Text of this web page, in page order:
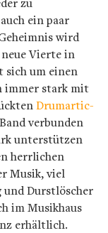
ein paar
wird
Vierte in
sich um einen
immer stark mit
Drumartic-
verbunden
unterstützen
herrlichen
Musik, viel
und Durstlöscher
im Musikhaus
erhältlich.